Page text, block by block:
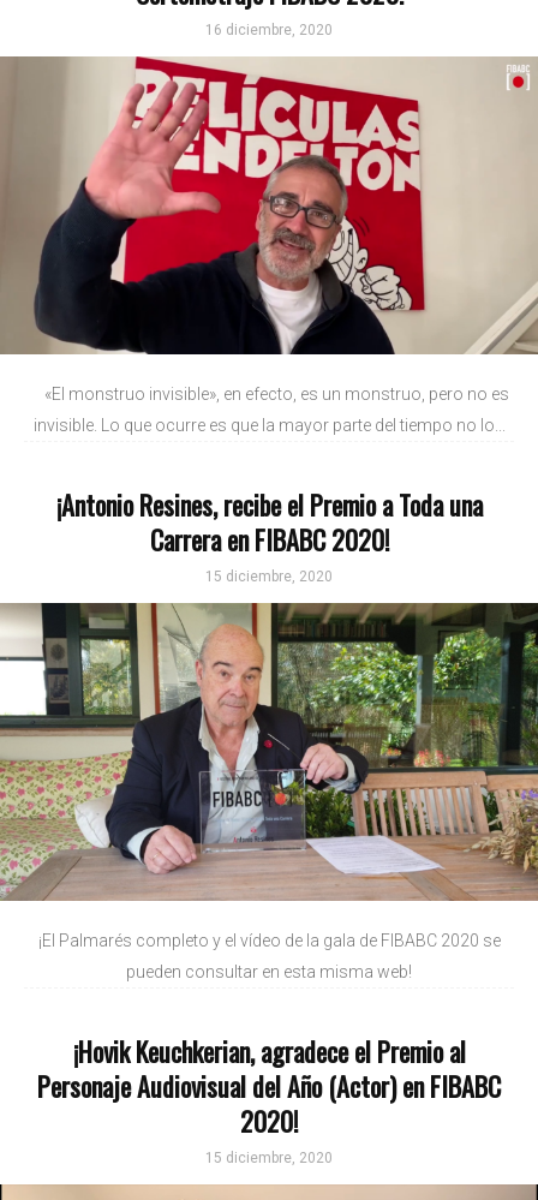
16 diciembre, 2020
«El monstruo invisible», en efecto, es un monstruo, pero no es
invisible. Lo que ocurre es que la mayor parte del tiempo no lo...
¡Antonio Resines, recibe el Premio a Toda una
Carrera en FIBABC 2020!
15 diciembre, 2020
¡El Palmarés completo y el vídeo de la gala de FIBABC 2020 se
pueden consultar en esta misma web!
¡Hovik Keuchkerian, agradece el Premio al
Personaje Audiovisual del Año (Actor) en FIBABC
2020!
15 diciembre, 2020